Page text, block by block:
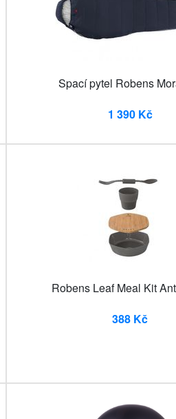
Spací pytel Robens
1 390 Kč
Robens Leaf Meal Kit
388 Kč